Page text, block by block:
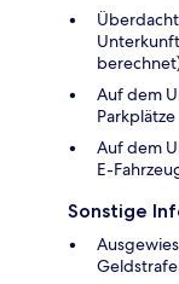
Auf dem
Parkplätze
Auf dem
E-
Sonstige